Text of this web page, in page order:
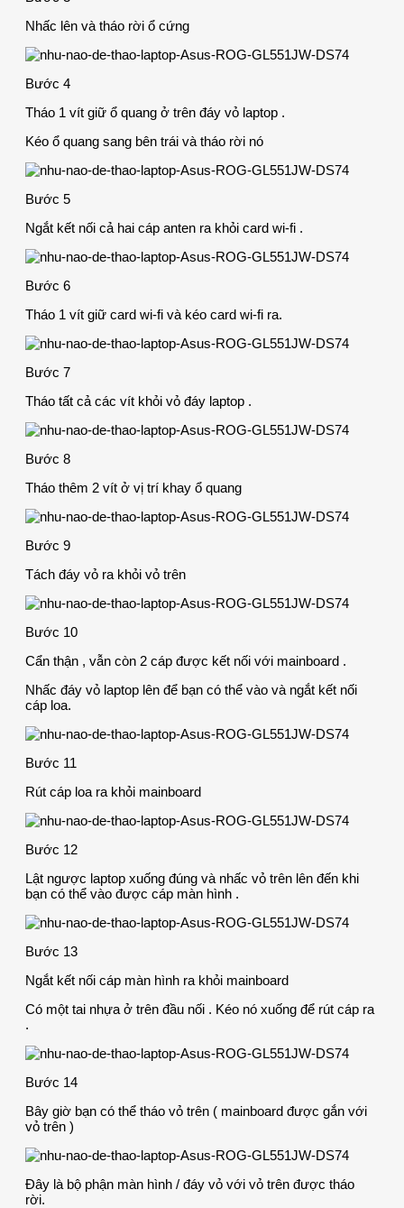
Nhấc lên và tháo rời ổ cứng
Bước 4
Tháo 1 vít giữ ổ quang ở trên đáy vỏ laptop .
Kéo ổ quang sang bên trái và tháo rời nó
Bước 5
Ngắt kết nối cả hai cáp anten ra khỏi card wi-fi .
Bước 6
Tháo 1 vít giữ card wi-fi và kéo card wi-fi ra.
Bước 7
Tháo tất cả các vít khỏi vỏ đáy laptop .
Bước 8
Tháo thêm 2 vít ở vị trí khay ổ quang
Bước 9
Tách đáy vỏ ra khỏi vỏ trên
Bước 10
Cẩn thận , vẫn còn 2 cáp được kết nối với mainboard .
Nhấc đáy vỏ laptop lên để bạn có thể vào và ngắt kết nối
cáp loa.
Bước 11
Rút cáp loa ra khỏi mainboard
Bước 12
Lật ngược laptop xuống đúng và nhấc vỏ trên lên đến khi
bạn có thể vào được cáp màn hình .
Bước 13
Ngắt kết nối cáp màn hình ra khỏi mainboard
Có một tai nhựa ở trên đầu nối . Kéo nó xuống để rút cáp ra
.
Bước 14
Bây giờ bạn có thể tháo vỏ trên ( mainboard được gắn với
vỏ trên )
Đây là bộ phận màn hình / đáy vỏ với vỏ trên được tháo
rời.